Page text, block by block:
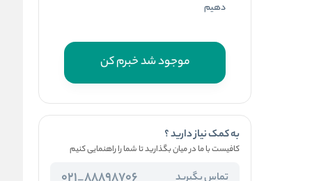
دهیم
موجود شد خبرم کن
به کمک نیاز دارید ؟
کافیست با ما در میان بگذارید تا شما را راهنمایی کنیم